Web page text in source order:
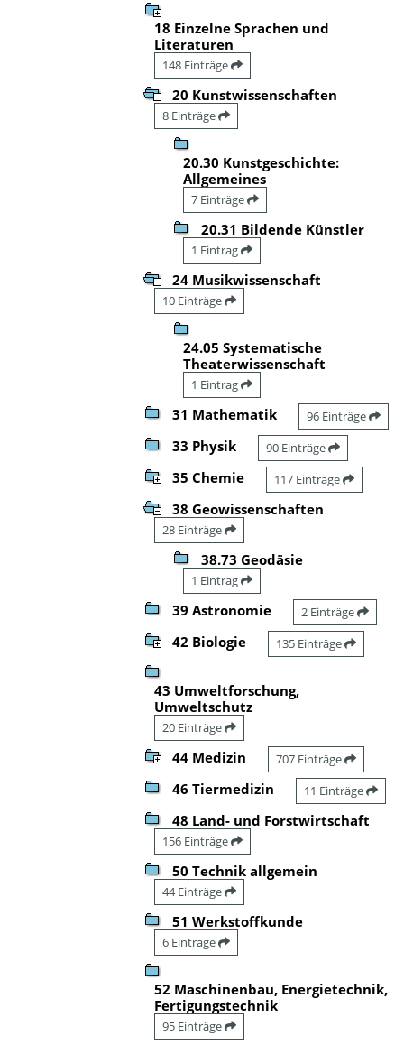
18 Einzelne Sprachen und
Literaturen
148 Einträge
20 Kunstwissenschaften
8 Einträge
20.30 Kunstgeschichte:
Allgemeines
7 Einträge
20.31 Bildende Künstler
1 Eintrag
24 Musikwissenschaft
10 Einträge
24.05 Systematische
Theaterwissenschaft
1 Eintrag
31 Mathematik 96 Einträge
33 Physik 90 Einträge
35 Chemie 117 Einträge
38 Geowissenschaften
28 Einträge
38.73 Geodäsie
1 Eintrag
39 Astronomie 2 Einträge
42 Biologie 135 Einträge
43 Umweltforschung,
Umweltschutz
20 Einträge
44 Medizin 707 Einträge
46 Tiermedizin 11 Einträge
48 Land- und Forstwirtschaft
156 Einträge
50 Technik allgemein
44 Einträge
51 Werkstoffkunde
6 Einträge
52 Maschinenbau, Energietechnik,
Fertigungstechnik
95 Einträge